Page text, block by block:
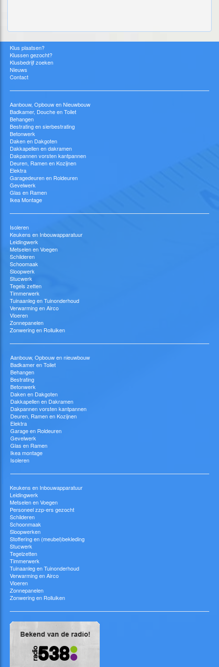
Klus plaatsen?
Klussen gezocht?
Klusbedrijf zoeken
Nieuws
Contact
Aanbouw, Opbouw en Nieuwbouw
Badkamer, Douche en Toilet
Behangen
Bestrating en sierbestrating
Betonwerk
Daken en Dakgoten
Dakkapellen en dakramen
Dakpannen vorsten kantpannen
Deuren, Ramen en Kozijnen
Elektra
Garagedeuren en Roldeuren
Gevelwerk
Glas en Ramen
Ikea Montage
Isoleren
Keukens en Inbouwapparatuur
Leidingwerk
Metselen en Voegen
Schilderen
Schoomaak
Sloopwerk
Stucwerk
Tegels zetten
Timmerwerk
Tuinaanleg en Tuinonderhoud
Verwarming en Airco
Vloeren
Zonnepanelen
Zonwering en Rolluiken
Aanbouw, Opbouw en nieuwbouw
Badkamer en Toilet
Behangen
Bestrating
Betonwerk
Daken en Dakgoten
Dakkapellen en Dakramen
Dakpannen vorsten kantpannen
Deuren, Ramen en Kozijnen
Elektra
Garage en Roldeuren
Gevelwerk
Glas en Ramen
Ikea montage
Isoleren
Keukens en Inbouwapparatuur
Leidingwerk
Metselen en Voegen
Personeel zzp-ers gezocht
Schilderen
Schoonmaak
Sloopwerken
Stoffering en (meubel)bekleding
Stucwerk
Tegelzetten
Timmerwerk
Tuinaanleg en Tuinonderhoud
Verwarming en Airco
Vloeren
Zonnepanelen
Zonwering en Rolluiken